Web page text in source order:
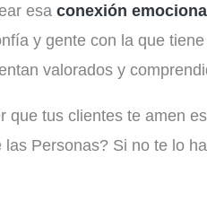
esaconexión
y gente con la que tiene
valorados y
que tus clientes te amen
Personas? Si no te lo